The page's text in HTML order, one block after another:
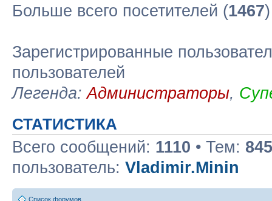
Больше всего посетителей (1467
Зарегистрированные
пользователей
Легенда:Администраторы,
СТАТИСТИКА
Всего сообщений: 1110 • Тем: 845
пользователь: Vladimir.Minin
Список форумов